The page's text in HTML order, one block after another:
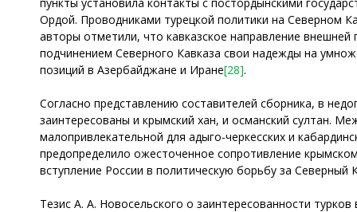
Ордой. Проводниками турецкой политики на Северном
авторы отметили, что кавказское направление
подчинением Северного Кавказа свои надежды на
позиций в Азербайджане и Иране[28].
Согласно представлению составителей сборника, в
заинтересованы и крымский хан, и османский султан.
малопривлекательной для адыго-черкесских и
предопределило ожесточенное сопротивление
вступление России в политическую борьбу за Северный
Тезис А. А. Новосельского о заинтересованности